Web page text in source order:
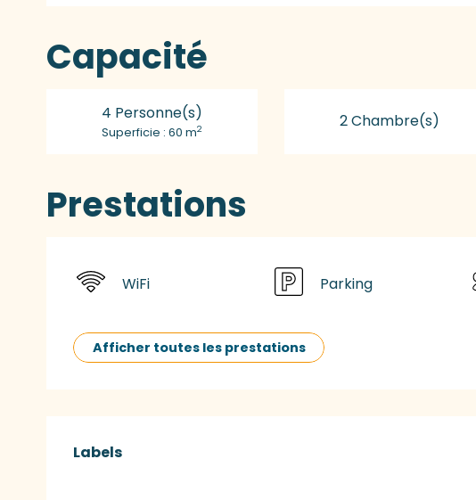
Capacité
4 Personne(s)
Superficie : 60 m2 2 Chambre(s)
Prestations
WiFi Parking
Afficher toutes les prestations
Offres de prestations
Labels
Labels